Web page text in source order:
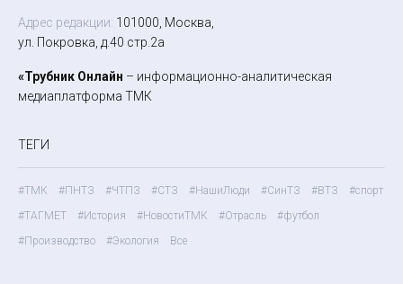
Адрес редакции: 101000, Москва,
ул. Покровка, д.40 стр.2а
«Трубник Онлайн – информационно-аналитическая
медиаплатформа ТМК
ТЕГИ
#ТМК #ПНТЗ #ЧТПЗ #СТЗ #НашиЛюди #СинТЗ #ВТЗ
#спорт
#ТАГМЕТ
#История #НовостиТМК #Отрасль
#футбол
#Производство
#Экология Все